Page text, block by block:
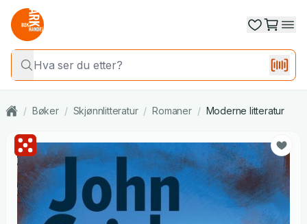
/ Bøker / Skjønnlitteratur / Romaner / Moderne litteratur